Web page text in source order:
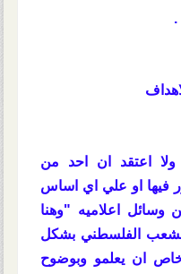
ولا اعتقد ان احد من
فيها او علي اي اساس
وسائل اعلاميه "وهنا
الفلسطني بشكل
ان يعلمو وبوضوح